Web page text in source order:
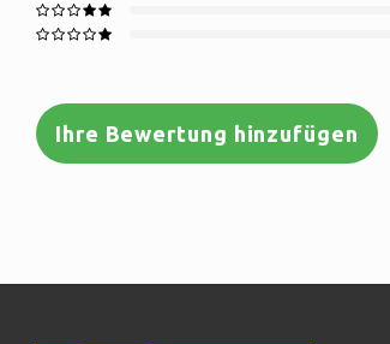
Ihre Bewertung hinzufügen